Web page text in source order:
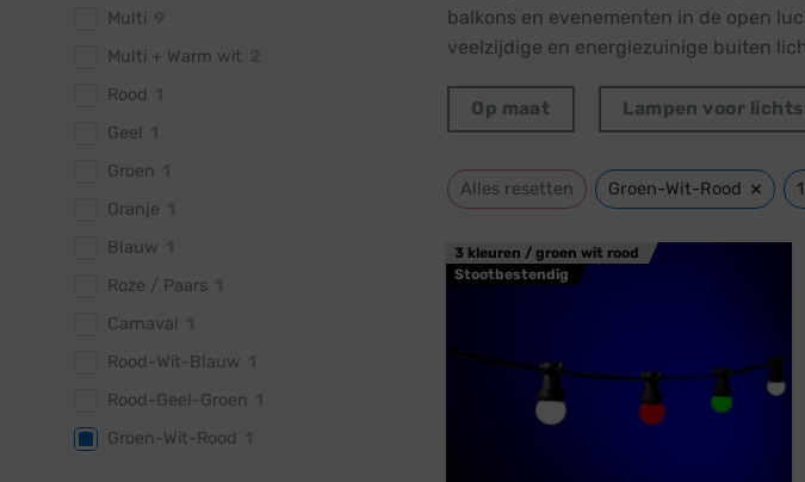
Multi
Multi + Warm wit
Rood
Geel
Groen
Oranje
Blauw
Roze / Paars
Carnaval
Rood-Wit-Blauw
Rood-Geel-Groen
Groen-Wit-Rood
balkons en evenementen in de open
veelzijdige en energiezuinige buiten
Op maat Lampen voor
Alles resetten Groen-Wit-Rood ×
3 kleuren / groen wit rood
Stootbestendig